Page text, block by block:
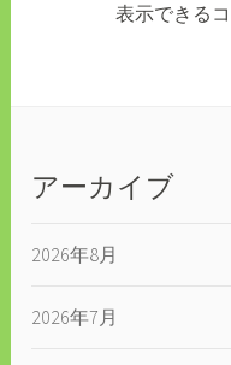
表示できる
アーカイブ
2026年8月
2026年7月